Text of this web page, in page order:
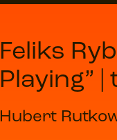
Feliks
Playing” |
Hubert